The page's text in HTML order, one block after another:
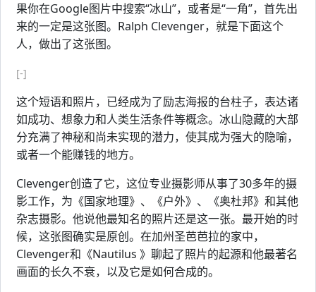
果你在Google图片中搜索“冰山”，或者是“一角”，首先出
来的一定是这张图。Ralph Clevenger，就是下面这个
人，做出了这张图。
[-]
这个短语和照片，已经成为了励志海报的台柱子，表达诸
如成功、想象力和人类生活条件等概念。冰山隐藏的大部
分充满了神秘和尚未实现的潜力，使其成为强大的隐喻，
或者一个能赚钱的地方。
Clevenger创造了它，这位专业摄影师从事了30多年的摄
影工作，为《国家地理》、《户外》、《奥杜邦》和其他
杂志摄影。他说他最知名的照片还是这一张。最开始的时
候，这张图确实是原创。在加州圣芭芭拉的家中，
Clevenger和《Nautilus 》聊起了照片的起源和他最著名
画面的长久不衰，以及它是如何合成的。